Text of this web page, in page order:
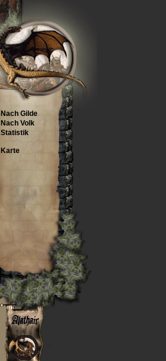
Nach Gilde
Nach Volk
Statistik
Karte